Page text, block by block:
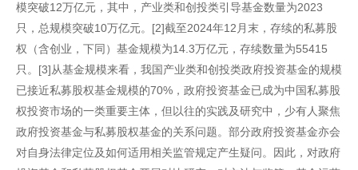
模突破12万亿元，其中，产业类和创投类引导基金数量为2023
只，总规模突破10万亿元。[2]截至2024年12月末，存续的私募股
权（含创业，下同）基金规模为14.3万亿元，存续数量为55415
只。[3]从基金规模来看，我国产业类和创投类政府投资基金的规模
已接近私募股权基金规模的70%，政府投资基金已成为中国私募股
权投资市场的一类重要主体，但以往的实践及研究中，少有人聚焦
政府投资基金与私募股权基金的关系问题。部分政府投资基金亦会
对自身法律定位及如何适用相关监管规定产生疑问。因此，对政府